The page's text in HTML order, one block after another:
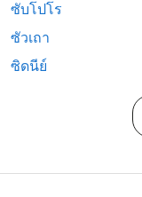
ซับโปโร
ซัวเถา
ซิดนีย์